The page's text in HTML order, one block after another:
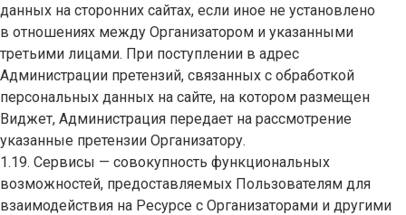
данных на сторонних сайтах, если иное не установлено
в отношениях между Организатором и указанными
третьими лицами. При поступлении в адрес
Администрации претензий, связанных с обработкой
персональных данных на сайте, на котором размещен
Виджет, Администрация передает на рассмотрение
указанные претензии Организатору.
1.19. Сервисы — совокупность функциональных
возможностей, предоставляемых Пользователям для
взаимодействия на Ресурсе с Организаторами и другими